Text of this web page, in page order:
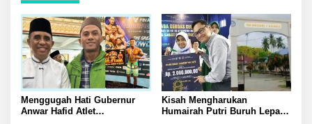
Menggugah Hati Gubernur
Anwar Hafid Atlet
Kisah Mengharukan
Humairah Putri Buruh Lepas